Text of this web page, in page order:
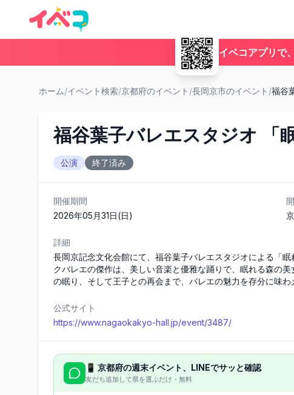
イベコアプリで
ホーム/イベント検索/京都府のイベント /長岡京市のイベント /福谷
福谷葉子バレエスタジオ 「
公演 終了済み
開催期間
2026年05月31日(日)
詳細
長岡京記念文化会館にて、福谷葉子バレエスタジオによる「
クバレエの傑作は、美しい音楽と優雅な踊りで、眠れる森の
の眠り、そして王子との再会まで、バレエの魅力を存分に味わ
公式サイト
https://www.nagaokakyo-hall.jp/event/3487/
📱 京都府の週末イベント、LINEでサッと確認
友だち追加して県を選ぶだけ・無料